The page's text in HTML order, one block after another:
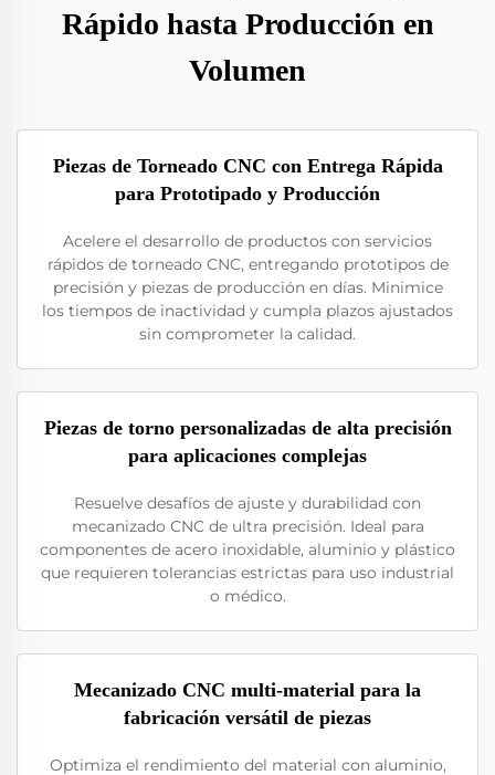
Rápido hasta Producción en
Volumen
Piezas de Torneado CNC con Entrega Rápida
para Prototipado y Producción
Acelere el desarrollo de productos con servicios
rápidos de torneado CNC, entregando prototipos de
precisión y piezas de producción en días. Minimice
los tiempos de inactividad y cumpla plazos ajustados
sin comprometer la calidad.
Piezas de torno personalizadas de alta precisión
para aplicaciones complejas
Resuelve desafíos de ajuste y durabilidad con
mecanizado CNC de ultra precisión. Ideal para
componentes de acero inoxidable, aluminio y plástico
que requieren tolerancias estrictas para uso industrial
o médico.
Mecanizado CNC multi-material para la
fabricación versátil de piezas
Optimiza el rendimiento del material con aluminio,